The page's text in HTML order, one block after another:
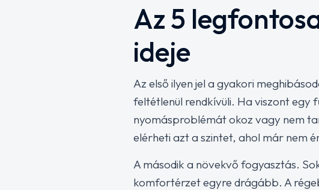
Az 5
ideje
Az első ilyen jel a gyakori
feltétlenül rendkívüli. Ha viszont egy
nyomásproblémát okoz vagy nem
elérheti azt a szintet, ahol már nem
A második a növekvő fogyasztás.
komfortérzet egyre drágább. A